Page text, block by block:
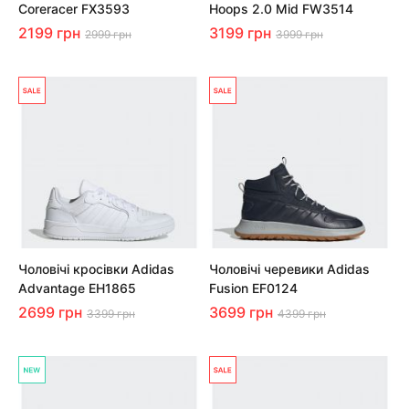
Coreracer FX3593
2199 грн 2999 грн
Hoops 2.0 Mid FW3514
3199 грн 3999 грн
Чоловічі кросівки Adidas
Advantage EH1865
2699 грн 3399 грн
Чоловічі черевики Adidas
Fusion EF0124
3699 грн 4399 грн